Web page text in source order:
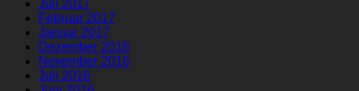
Juli 2017
Februar 2017
Januar 2017
Dezember 2016
November 2016
Juli 2016